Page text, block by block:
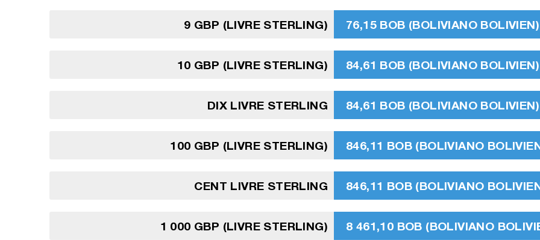
9 GBP (LIVRE STERLING) 76,15 BOB (BOLIVIANO BOLIVIEN)
10 GBP (LIVRE STERLING) 84,61 BOB (BOLIVIANO BOLIVIEN)
DIX LIVRE STERLING 84,61 BOB (BOLIVIANO BOLIVIEN)
100 GBP (LIVRE STERLING) 846,11 BOB (BOLIVIANO
CENT LIVRE STERLING 846,11 BOB (BOLIVIANO
1 000 GBP (LIVRE STERLING) 8 461,10 BOB (BOLIVIANO